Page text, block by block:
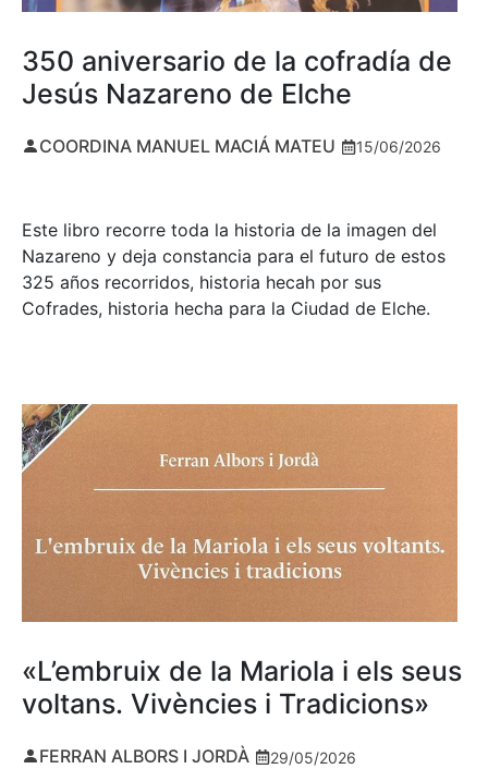
350 aniversario de la cofradía de
Jesús Nazareno de Elche
COORDINA MANUEL MACIÁ MATEU 15/06/2026
Este libro recorre toda la historia de la imagen del
Nazareno y deja constancia para el futuro de estos
325 años recorridos, historia hecah por sus
Cofrades, historia hecha para la Ciudad de Elche.
«L’embruix de la Mariola i els seus
voltans. Vivències i Tradicions»
FERRAN ALBORS I JORDÀ 29/05/2026